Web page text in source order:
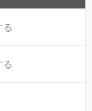
る
る